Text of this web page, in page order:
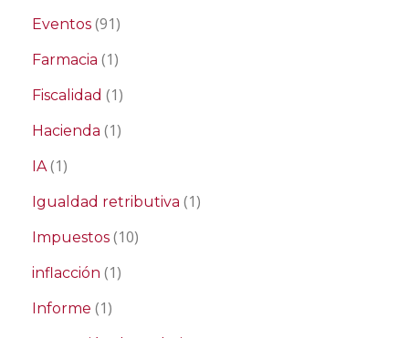
Eventos (91)
Farmacia (1)
Fiscalidad (1)
Hacienda (1)
IA(1)
Igualdad retributiva (1)
Impuestos (10)
inflacción (1)
Informe (1)